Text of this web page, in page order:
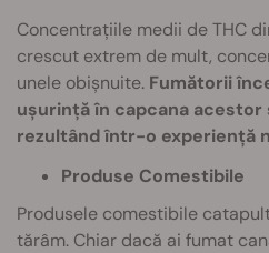
Concentrațiile medii de THC
crescut extrem de mult,
unele obișnuite. Fumătorii
ușurință în capcana
rezultând într-o experiență
Produse Comestibile
Produsele comestibile
tărâm. Chiar dacă ai fumat